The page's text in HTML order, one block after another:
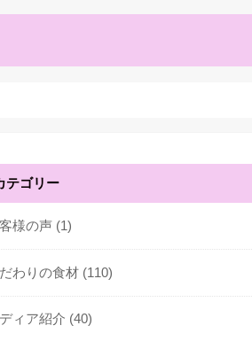
テゴリー
様の声 (1)
わりの食材 (110)
ィア紹介 (40)